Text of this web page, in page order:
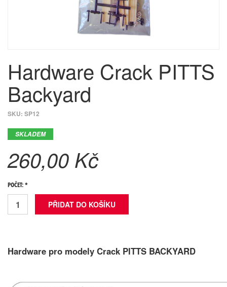
Hardware Crack PITTS
Backyard
SKU: SP12
SKLADEM
260,00 Kč
POČET: *
Hardware pro modely Crack PITTS BACKYARD